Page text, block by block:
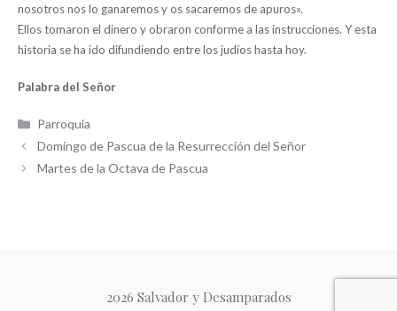
nosotros nos lo ganaremos y os sacaremos de apuros».
Ellos tomaron el dinero y obraron conforme a las instrucciones. Y esta
historia se ha ido difundiendo entre los judíos hasta hoy.
Palabra del Señor
Categorías
Parroquia
Domingo de Pascua de la Resurrección del Señor
Martes de la Octava de Pascua
2026 Salvador y Desamparados